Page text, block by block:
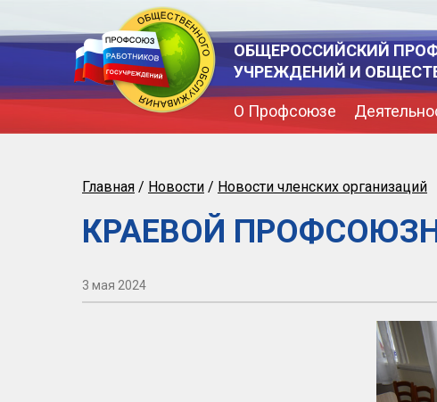
ОБЩЕРОССИЙСКИЙ
УЧРЕЖДЕНИЙ И
О Профсоюзе
Главная / Новости / Новости членских организаций
КРАЕВОЙ
3 мая 2024